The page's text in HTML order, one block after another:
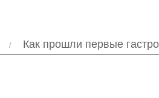
Как прошли первые